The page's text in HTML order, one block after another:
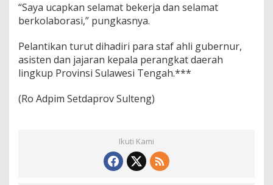
“Saya ucapkan selamat bekerja dan selamat
berkolaborasi,” pungkasnya.
Pelantikan turut dihadiri para staf ahli gubernur,
asisten dan jajaran kepala perangkat daerah
lingkup Provinsi Sulawesi Tengah.***
(Ro Adpim Setdaprov Sulteng)
Ikuti Kami